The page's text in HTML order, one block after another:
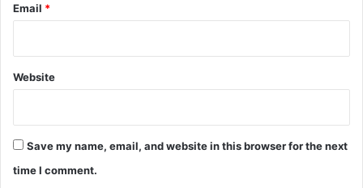
Email *
Website
Save my name, email, and website in this browser for the next
time I comment.